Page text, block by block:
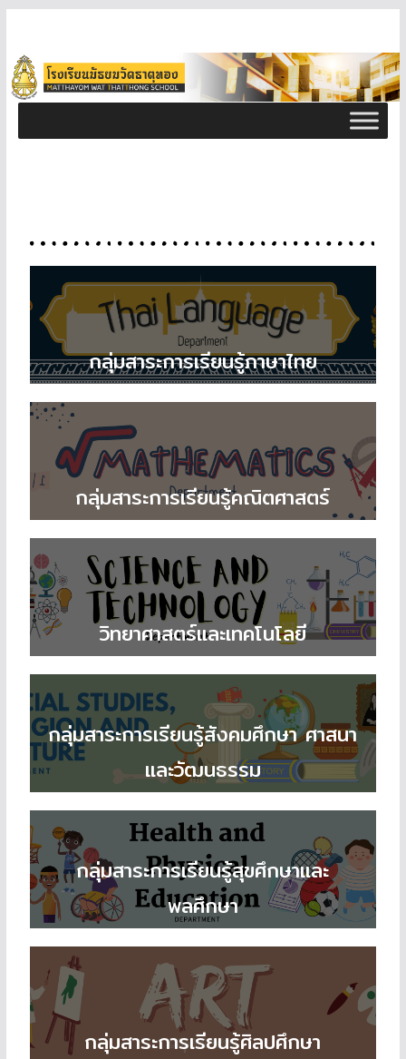
กลุ่มสาระการเรียนรู้ภาษาไทย
กลุ่มสาระการเรียนรู้คณิตศาสตร์
วิทยาศาสตร์และเทคโนโลยี
กลุ่มสาระการเรียนรู้สังคมศึกษา ศาสนา
และวัฒนธรรม
กลุ่มสาระการเรียนรู้สุขศึกษาและ
พลศึกษา
กลุ่มสาระการเรียนรู้ศิลปศึกษา